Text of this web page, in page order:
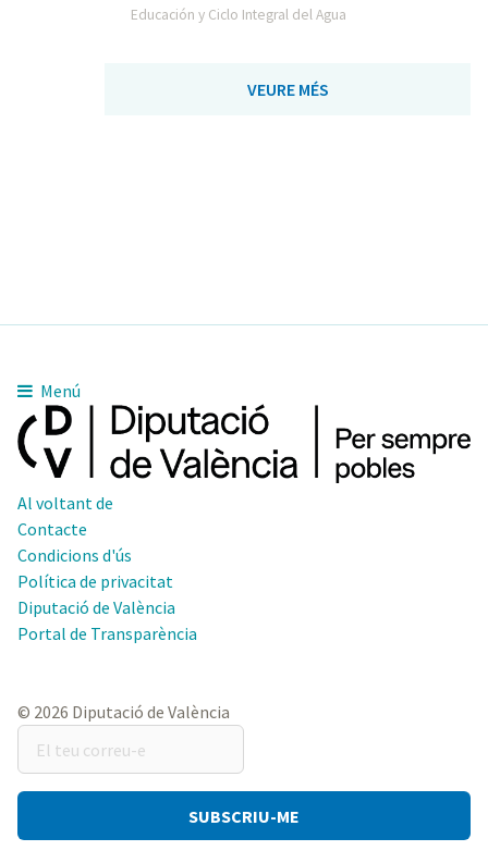
Educación y Ciclo Integral del Agua
VEURE MÉS
Menú
Al voltant de
Contacte
Condicions d'ús
Política de privacitat
Diputació de València
Portal de Transparència
© 2026 Diputació de València
teu
correu-